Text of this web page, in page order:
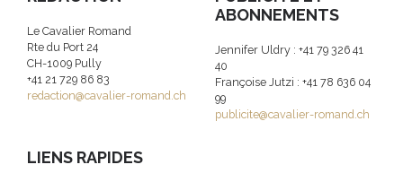
Le Cavalier Romand
Rte du Port 24
CH-1009 Pully
+41 21 729 86 83
redaction@cavalier-romand.ch
ABONNEMENTS
Jennifer Uldry : +41 79 326 41
40
Françoise Jutzi : +41 78 636 04
99
publicite@cavalier-romand.ch
LIENS RAPIDES